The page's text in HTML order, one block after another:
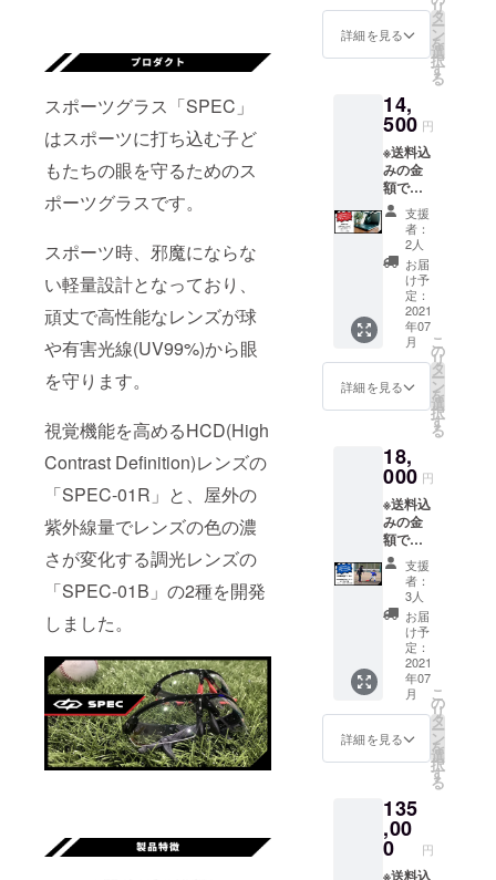
スポーツグラス「SPEC」
はスポーツに打ち込む子ど
もたちの眼を守るためのス
ポーツグラスです。
スポーツ時、邪魔にならな
い軽量設計となっており、
頑丈で高性能なレンズが球
や有害光線(UV99%)から眼
を守ります。
視覚機能を高めるHCD(High
Contrast Definition)レンズの
「SPEC-01R」と、屋外の
紫外線量でレンズの色の濃
さが変化する調光レンズの
「SPEC-01B」の2種を開発
しました。
し、野球に
憑かれた、
な子ども達
に、野球の
トータルサ
ポートしま
す！」
「SPEC
-01R」
本体
(HCDレ
着済み)
・グラ
スケー
ス ・収
納袋 ・
イヤー
フック
【オン
ライン
コーチ
ング詳
細】 ・
日程：
2021年
7月中旬
から順
次開始
所：
zoomに
ますの
で、ご
自宅等
お好き
な場所
から接
続いた
だけま
す。 ・
zoom
は、PC
やスマ
ホから
接続し
話がで
きるシ
ステム
詳細を見る
リ
タ
ー
ン
を
選
択
す
る
14,
500 円
※送料込
みの金
額で
す。
【セッ
ト内
容】 ・
加藤特
別オン
ライン
コーチ
ング ・
「SPEC
-01B」
本体(調
済み) ・
グラス
ケース
・収納
袋 ・イ
ヤー
フック
【オン
ライン
コーチ
ング詳
細】 ・
日程：
2021年
7月中旬
から順
次開始
所：
zoomに
て行い
ますの
支援
者：
2人
お届
け予
定：
2021
年07
月
詳細を見る
こ
の
リ
タ
ー
ン
を
選
択
す
る
18,
000 円
※送料込
みの金
額で
す。
【セッ
ト内
容】 ・
加藤特
別コー
チング
会招待
券 ・
「SPEC
-01R」
本体
(HCDレ
着済み)
※「SPE
C-
支援
者：
3人
お届
け予
定：
2021
年07
月
詳細を見る
こ
の
リ
タ
ー
ン
を
選
択
す
る
135
,00
0 円